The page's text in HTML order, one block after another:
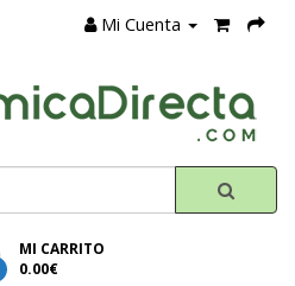
Mi Cuenta
MI CARRITO
0.00€